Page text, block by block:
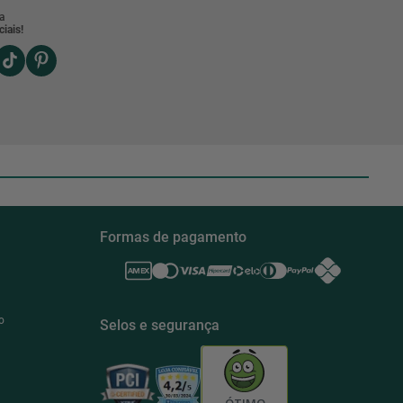
Formas de pagamento
Selos e segurança